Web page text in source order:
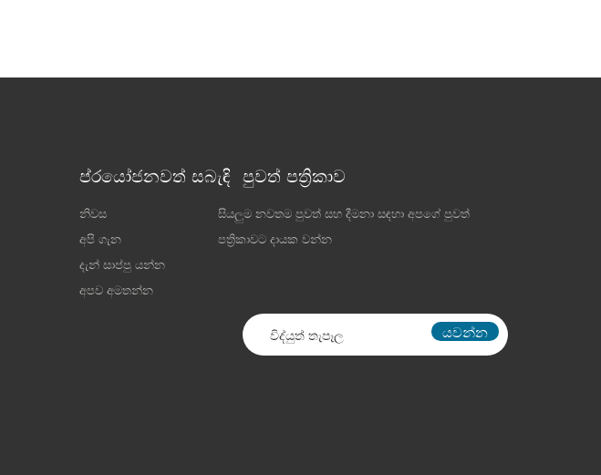
ප්රයෝජනවත් සබැඳි පුවත් පත්‍රිකාව
නිවස
අපි ගැන
දැන් සාප්පු යන්න
අපව අමතන්න
සියලුම නවතම පුවත් සහ දීමනා සඳහා අපගේ පුවත්
පත්‍රිකාවට දායක වන්න
යවන්න